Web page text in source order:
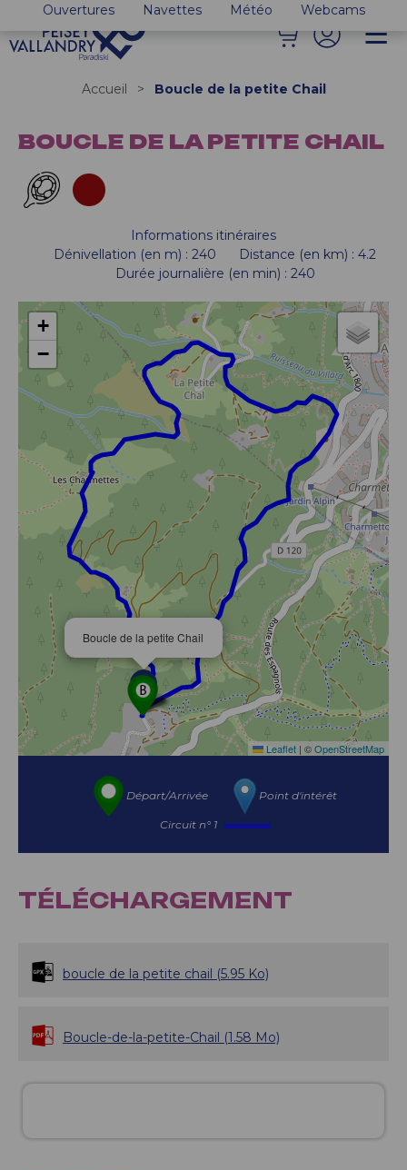
Ouvertures Navettes Météo Webcams
Accueil > Boucle de la petite Chail
BOUCLE DE LA PETITE CHAIL
Informations itinéraires
Dénivellation (en m) : 240 Distance (en km) : 4.2
Durée journalière (en min) : 240
Boucle de la petite Chail
+
−
Leaflet | ©OpenStreetMap
Départ/Arrivée Point d'intérêt
Circuit n° 1
TÉLÉCHARGEMENT
boucle de la petite chail (5.95 Ko)
Boucle-de-la-petite-Chail (1.58 Mo)